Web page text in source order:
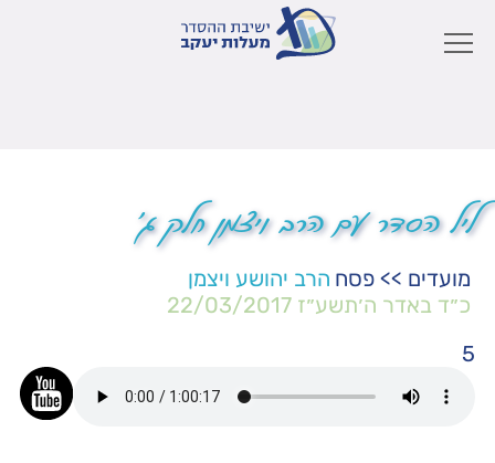
ליל הסדר עם הרב ויצמן חלק ג'
מועדים >> פסח הרב יהושע ויצמן
כ״ד באדר ה׳תשע״ז 22/03/2017
5